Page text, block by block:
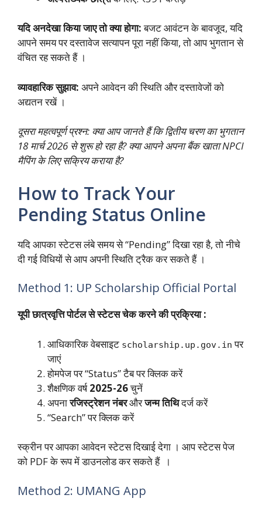
यदि अनदेखा किया जाए तो क्या होगा:बजट आवंटन के बावजूद, यदि
आपने समय पर दस्तावेज सत्यापन पूरा नहीं किया, तो आप भुगतान से
वंचित रह सकते हैं ।
व्यावहारिक सुझाव: अपने आवेदन की स्थिति और दस्तावेजों को
अद्यतन रखें ।
दूसरा महत्वपूर्ण प्रश्न: क्या आप जानते हैं कि द्वितीय चरण का भुगतान
18 मार्च 2026 से शुरू हो रहा है? क्या आपने अपना बैंक खाता NPCI
मैपिंग के लिए सक्रिय कराया है?
How to Track Your
Pending Status Online
यदि आपका स्टेटस लंबे समय से “Pending” दिखा रहा है, तो नीचे
दी गई विधियों से आप अपनी स्थिति ट्रैक कर सकते हैं ।
Method 1: UP Scholarship Official Portal
यूपी छात्रवृत्ति पोर्टल से स्टेटस चेक करने की प्रक्रिया :
आधिकारिक वेबसाइट scholarship.up.gov.in पर
जाएं
होमपेज पर “Status” टैब पर क्लिक करें
शैक्षणिक वर्ष2025-26चुनें
अपनारजिस्ट्रेशन नंबरऔरजन्म तिथिदर्ज करें
“Search” पर क्लिक करें
स्क्रीन पर आपका आवेदन स्टेटस दिखाई देगा । आप स्टेटस पेज
को PDF के रूप में डाउनलोड कर सकते हैं ।
Method 2: UMANG App